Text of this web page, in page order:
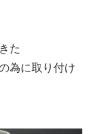
た
為に取り付け